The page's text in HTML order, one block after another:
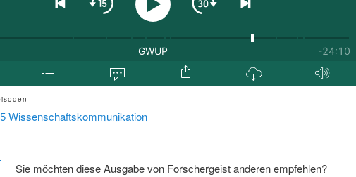
Wissenschaftskommunikation
Sie möchten diese Ausgabe von Forschergeist anderen empfehlen?